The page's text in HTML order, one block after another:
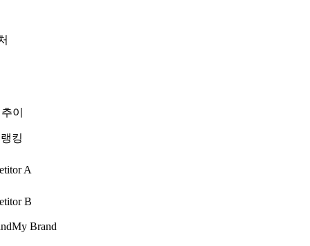
이
킹
A
B
My Brand